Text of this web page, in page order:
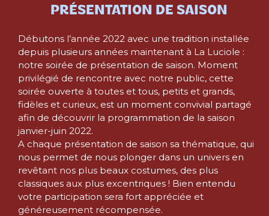
PRÉSENTATION DE SAISON
Débutons l’année 2022 avec une tradition installée
depuis plusieurs années maintenant à La Luciole :
notre soirée de présentation de saison. Moment
privilégié de rencontre avec notre public, cette
soirée ouverte à toutes et tous, petits et grands,
fidèles et curieux, est un moment convivial partagé
afin de découvrir la programmation de la saison
janvier-juin 2022.
A chaque présentation de saison sa thématique, qui
nous permet de nous plonger dans un univers en
revêtant nos plus beaux costumes, des plus
classiques aux plus excentriques ! Bien entendu
votre participation sera fort appréciée et
généreusement récompensée.